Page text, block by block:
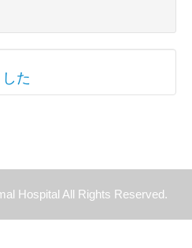
た
Hospital All Rights Reserved.